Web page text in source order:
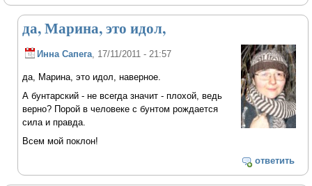
да, Марина, это идол,
Инна Сапега, 17/11/2011 - 21:57
да, Марина, это идол, наверное.
А бунтарский - не всегда значит - плохой, ведь
верно? Порой в человеке с бунтом рождается
сила и правда.
Всем мой поклон!
ответить